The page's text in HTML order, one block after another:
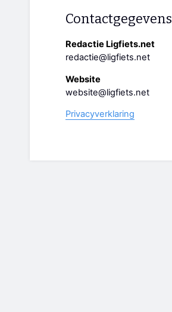
Contactgegevens
Redactie Ligfiets.net
redactie@ligfiets.net
Website
website@ligfiets.net
Privacyverklaring